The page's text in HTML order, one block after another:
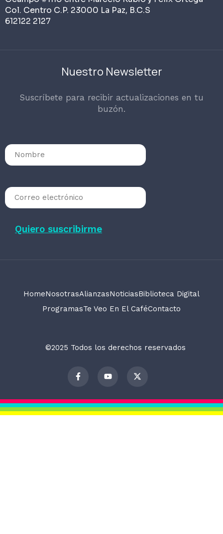
Col. Centro C.P. 23000 La Paz, B.C.S
612122 2127
Nuestro Newsletter
Suscríbete para recibir actualizaciones en tu
buzón.
HomeNosotrasAlianzasNoticiasBiblioteca Digital
ProgramasTe Veo En El CaféContacto
©2025 Todos los derechos reservados